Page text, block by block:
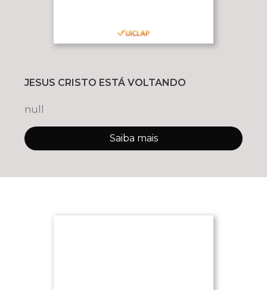
JESUS CRISTO ESTÁ VOLTANDO
null
Saiba mais